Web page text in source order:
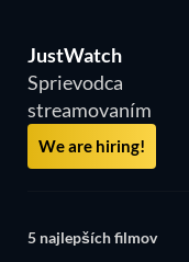
JustWatch
Sprievodca
streamovaním
We are hiring!
5 najlepších filmov